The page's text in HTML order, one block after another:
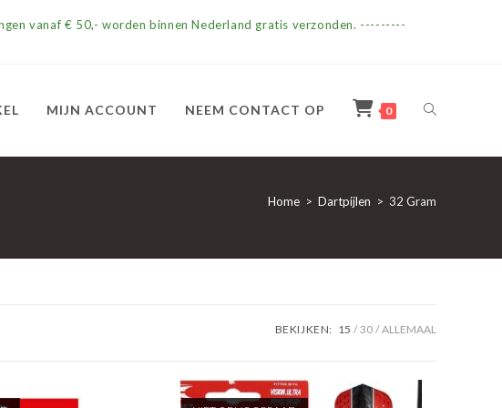
vanaf € 50,- worden binnen Nederland gratis verzonden. ---------
MIJN ACCOUNT NEEM CONTACT OP 0 TOGGLE
SITE
Home > Dartpijlen > 32 Gram
BEKIJKEN: 15 30 ALLEMAAL